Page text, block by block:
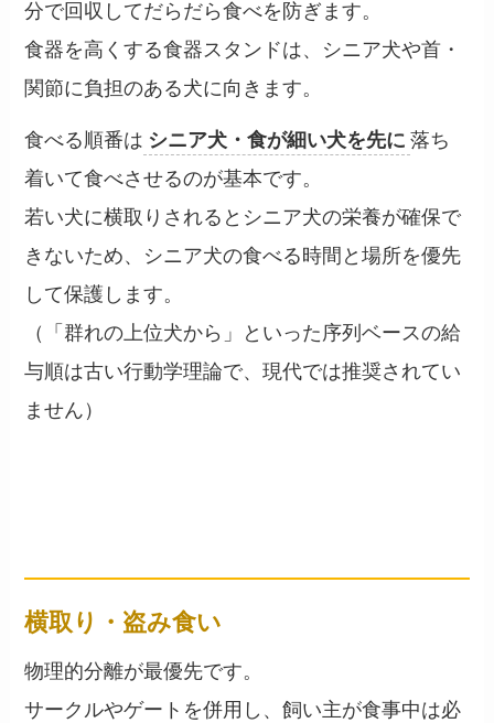
分で回収してだらだら食べを防ぎます。
食器を高くする食器スタンドは、シニア犬や首・
関節に負担のある犬に向きます。
食べる順番は シニア犬・食が細い犬を先に 落ち
着いて食べさせるのが基本です。
若い犬に横取りされるとシニア犬の栄養が確保で
きないため、シニア犬の食べる時間と場所を優先
して保護します。
（「群れの上位犬から」といった序列ベースの給
与順は古い行動学理論で、現代では推奨されてい
ません）
横取り・盗み食い
物理的分離が最優先です。
サークルやゲートを併用し、飼い主が食事中は必